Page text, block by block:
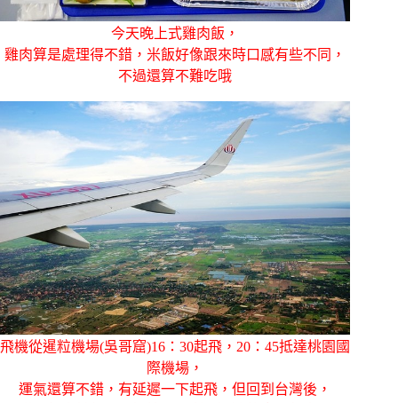
今天晚上式雞肉飯，
雞肉算是處理得不錯，米飯好像跟來時口感有些不同，
不過還算不難吃哦
飛機從暹粒機場(吳哥窟)16：30起飛，20：45抵達桃園國
際機場，
運氣還算不錯，有延遲一下起飛，但回到台灣後，